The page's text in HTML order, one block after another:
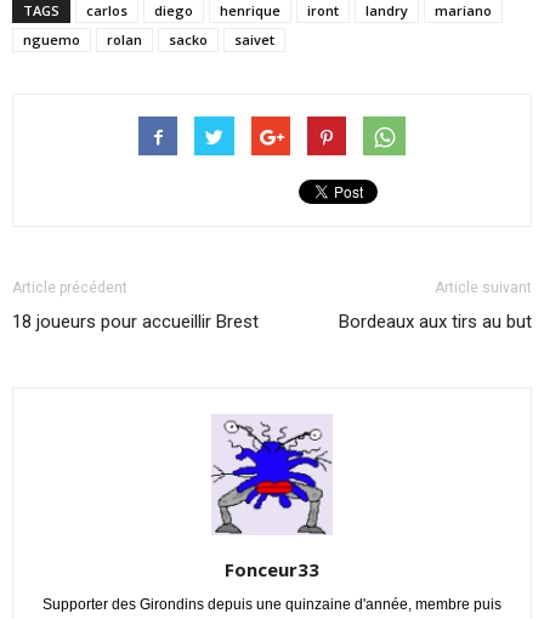
TAGS carlos diego henrique iront landry
mariano
nguemo
rolan sacko saivet
Article précédent
18 joueurs pour accueillir Brest
Article suivant
Bordeaux aux tirs au but
Fonceur33
Supporter des Girondins depuis une quinzaine d'année, membre puis